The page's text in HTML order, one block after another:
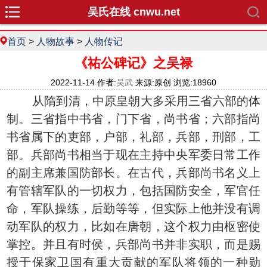
吴氏在线 cnwu.net
首页 > 人物故事 > 人物传记
《祐公碑记》之吴禄
2022-11-14 作者:吴武 来源:原创 浏览:18960
从隋到清，中原皇朝大多采用三省六部的体
制。三省指中书省，门下省，尚书省；六部指尚
书省属下的吏部，户部，礼部，兵部，刑部，工
部。兵部尚书相当于现在主持中央军委日常工作
的副主席兼国防部长。在古代，兵部尚书名义上
有管辖军队的一切权力，包括国防安全，军官任
命，军队操练，后勤等等，但实际上他并没有调
动军队的权力，比如在唐朝，这个权力由枢密使
掌控。并且有时侯，兵部尚书并非实职，而是赐
授于保家卫国有重大贡献的军队将领的一种勋